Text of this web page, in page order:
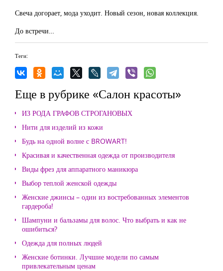
Свеча догорает, мода уходит. Новый сезон, новая коллекция.
До встречи…
Теги:
Еще в рубрике «Салон красоты»
ИЗ РОДА ГРАФОВ СТРОГАНОВЫХ
Нити для изделий из кожи
Будь на одной волне с BROWART!
Красивая и качественная одежда от производителя
Виды фрез для аппаратного маникюра
Выбор теплой женской одежды
Женские джинсы – один из востребованных элементов
гардероба!
Шампуни и бальзамы для волос. Что выбрать и как не
ошибиться?
Одежда для полных людей
Женские ботинки. Лучшие модели по самым
привлекательным ценам